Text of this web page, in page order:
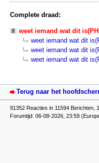
Complete draad:
weet iemand wat dit
weet iemand wat dit
weet iemand wat dit
weet iemand wat dit
Terug naar het
91352 Reacties in 11594
Forumtijd: 06-08-2026, 23:59